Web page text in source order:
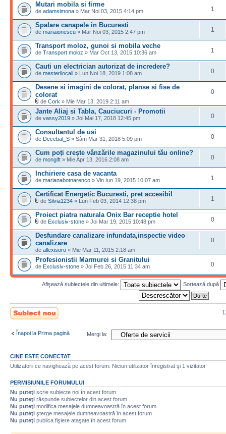
Mutari mobila si firme
de adamsimona » Mar Noi 03, 2015 4:14 pm 1
Spalare canapele in Bucuresti
de mariaionescu » Mar Noi 03, 2015 2:47 pm 1
Transport moloz, gunoi si mobila veche
de Transport moloz » Mar Oct 13, 2015 10:36 am 1
Cauti un electrician autorizat de incredere?
de mesterilocali » Lun Noi 18, 2019 1:08 am 0
Desene si imagini de colorat, planse si fise de
colorat
de Cork » Mie Mar 13, 2019 2:11 am
0
Jante Aliaj si Tabla, Cauciucuri - Promotii
de vassy2019 » Joi Mai 17, 2018 12:45 pm 0
Consultantul de usi
de Decebal_S » Sâm Mar 31, 2018 5:09 pm 0
Cum poți crește vânzările magazinului tău online?
de mongift » Mie Apr 13, 2016 2:08 am 0
Inchiriere casa de vacanta
de marianabotnarenco » Vin Iun 19, 2015 10:07 am 1
Certificat Energetic Bucuresti, pret accesibil
de Silvia1234 » Lun Feb 03, 2014 12:38 pm 1
Proiect piatra naturala Onix Bar receptie hotel
de Exclusiv-stone » Joi Mar 19, 2015 10:48 pm 0
Desfundare canalizare infundata,inspectie video
canalizare
de allexisoro » Mie Mar 11, 2015 2:18 am
0
Profesionistii Marmurei si Granitului
de Exclusiv-stone » Joi Feb 26, 2015 11:34 am 0
Afişează subiectele din ultimele: Sortează după
Scrie un subiect
nou
Înapoi la Prima pagină Mergi la:
CINE ESTE CONECTAT
Utilizatorii ce navighează pe acest forum: Niciun utilizator înregistrat şi 1 vizitator
PERMISIUNILE FORUMULUI
Nu puteţi scrie subiecte noi în acest forum
Nu puteţi răspunde subiectelor din acest forum
Nu puteţi modifica mesajele dumneavoastră în acest forum
Nu puteţi şterge mesajele dumneavoastră în acest forum
Nu puteţi publica fişiere ataşate în acest forum